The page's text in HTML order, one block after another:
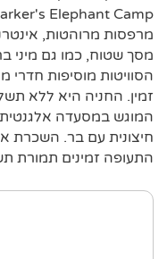
מרפסות מרוהטות,
מסך שטוח, כמו גם מיני
הסוויטות מוסיפות חדרי
זמין. החניה היא ללא
המוגש במסעדה
חיצונית עם בר. השכרת
התעופה זמינים תמורת